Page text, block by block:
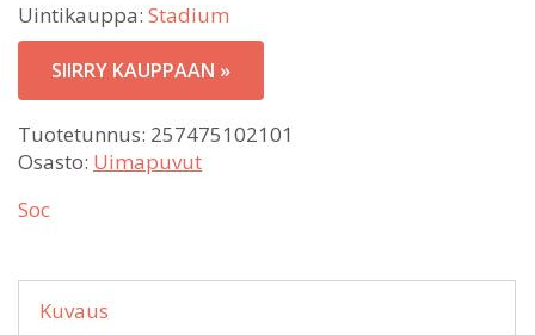
Uintikauppa: Stadium
SIIRRY KAUPPAAN »
Tuotetunnus: 257475102101
Osasto: Uimapuvut
Soc
Kuvaus